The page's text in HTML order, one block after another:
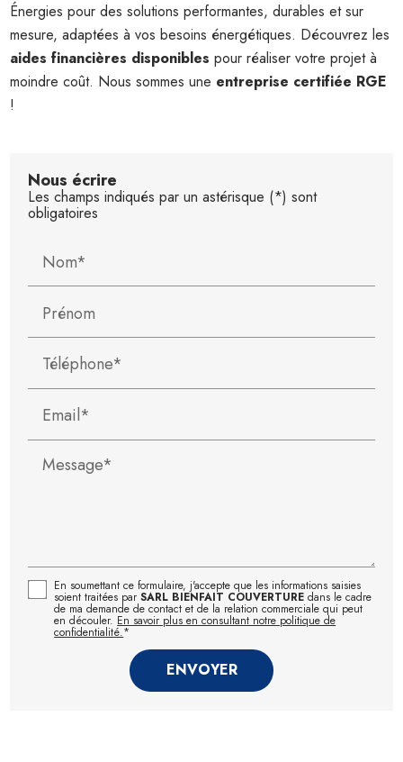
Énergies pour des solutions performantes, durables et sur
mesure, adaptées à vos besoins énergétiques. Découvrez les
aides financières disponibles pour réaliser votre projet à
moindre coût. Nous sommes une entreprise certifiée RGE
!
Nous écrire
Les champs indiqués par un astérisque (*) sont
obligatoires
Nom*
Prénom
Téléphone*
Email*
Message*
En soumettant ce formulaire, j'accepte que les informations saisies
soient traitées parSARL BIENFAIT COUVERTURE dans le cadre
de ma demande de contact et de la relation commerciale qui peut
en découler. En savoir plus en consultant notre politique de
confidentialité.*